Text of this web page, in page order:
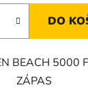
DO
BEACH 5000
ZÁPAS